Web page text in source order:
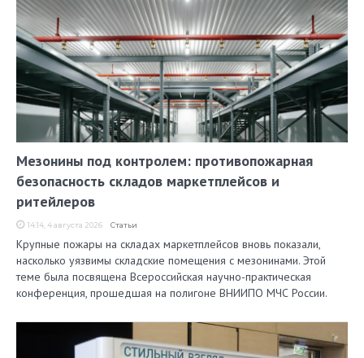
Мезонины под контролем: противопожарная
безопасность складов маркетплейсов и
ритейлеров
14:14, 4 августа 2026 Статьи
Крупные пожары на складах маркетплейсов вновь показали,
насколько уязвимы складские помещения с мезонинами. Этой
теме была посвящена Всероссийская научно-практическая
конференция, прошедшая на полигоне ВНИИПО МЧС России.